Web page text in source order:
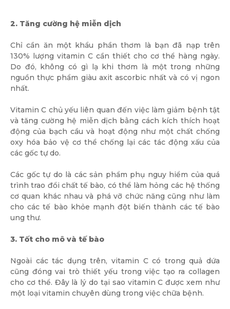
2. Tăng cường hệ miễn dịch
Chỉ cần ăn một khẩu phần thơm là bạn đã nạp trên
130% lượng vitamin C cần thiết cho cơ thể hàng ngày.
Do đó, không có gì lạ khi thơm là một trong những
nguồn thực phẩm giàu axit ascorbic nhất và có vị ngon
nhất.
Vitamin C chủ yếu liên quan đến việc làm giảm bệnh tật
và tăng cường hệ miễn dịch bằng cách kích thích hoạt
động của bạch cầu và hoạt động như một chất chống
oxy hóa bảo vệ cơ thể chống lại các tác động xấu của
các gốc tự do.
Các gốc tự do là các sản phẩm phụ nguy hiểm của quá
trình trao đổi chất tế bào, có thể làm hỏng các hệ thống
cơ quan khác nhau và phá vỡ chức năng cũng như làm
cho các tế bào khỏe mạnh đột biến thành các tế bào
ung thư.
3. Tốt cho mô và tế bào
Ngoài các tác dụng trên, vitamin C có trong quả dứa
cũng đóng vai trò thiết yếu trong việc tạo ra collagen
cho cơ thể. Đây là lý do tại sao vitamin C được xem như
một loại vitamin chuyên dùng trong việc chữa bệnh.